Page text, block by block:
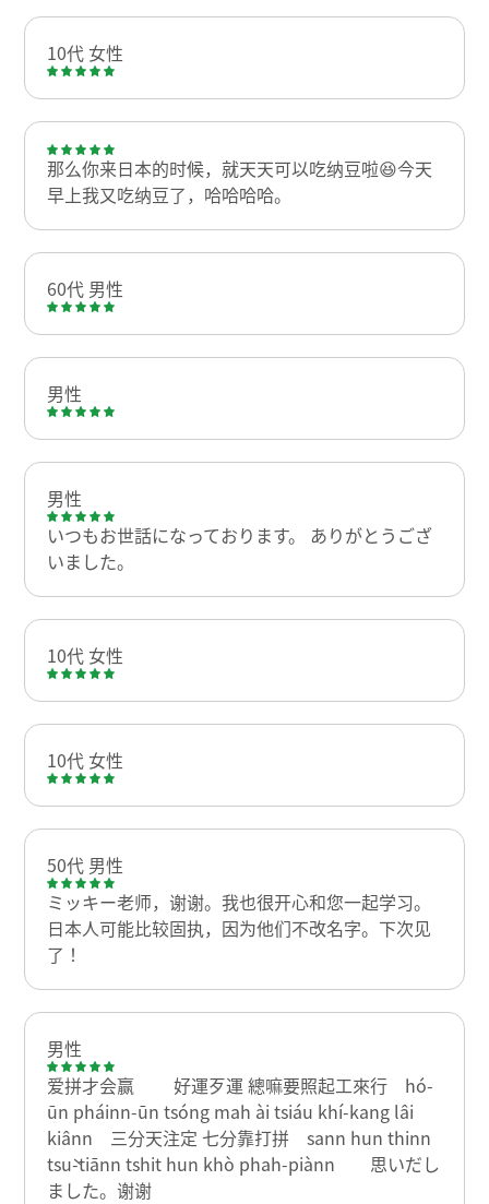
10代 女性
那么你来日本的时候，就天天可以吃纳豆啦😆今天
早上我又吃纳豆了，哈哈哈哈。
60代 男性
男性
男性
いつもお世話になっております。 ありがとうござ
いました。
10代 女性
10代 女性
50代 男性
ミッキー老师，谢谢。我也很开心和您一起学习。
日本人可能比较固执，因为他们不改名字。下次见
了！
男性
爱拼才会赢 好運歹運 總嘛要照起工來行 hó-
ūn pháinn-ūn tsóng mah ài tsiáu khí-kang lâi
kiânn 三分天注定 七分靠打拼 sann hun thinn
tsù-tiānn tshit hun khò phah-piànn 思いだし
ました。谢谢